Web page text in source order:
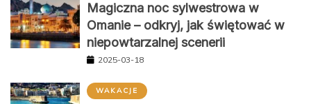
Magiczna noc sylwestrowa w
Omanie – odkryj, jak świętować w
niepowtarzalnej scenerii
2025-03-18
WAKACJE